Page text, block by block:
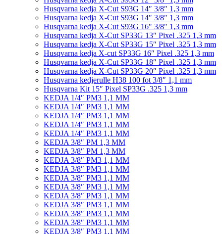
Husqvarna kedja X-Cut S93G 14″ 3/8″ 1,3 mm
Husqvarna kedja X-Cut S93G 14″ 3/8″ 1,3 mm
Husqvarna kedja X-Cut S93G 16″ 3/8″ 1,3 mm
Husqvarna kedja X-Cut SP33G 13″ Pixel .325 1,3 mm
Husqvarna kedja X-Cut SP33G 15″ Pixel .325 1,3 mm
Husqvarna kedja X-cut SP33G 16″ Pixel .325 1,3 mm
Husqvarna kedja X-Cut SP33G 18″ Pixel .325 1,3 mm
Husqvarna kedja X-Cut SP33G 20″ Pixel .325 1,3 mm
Husqvarna kedjerulle H38 100 fot 3/8″ 1,1 mm
Husqvarna Kit 15″ Pixel SP33G .325 1,3 mm
KEDJA 1/4″ PM3 1,1 MM
KEDJA 1/4″ PM3 1,1 MM
KEDJA 1/4″ PM3 1,1 MM
KEDJA 1/4″ PM3 1,1 MM
KEDJA 1/4″ PM3 1,1 MM
KEDJA 3/8″ PM 1,3 MM
KEDJA 3/8″ PM 1,3 MM
KEDJA 3/8″ PM3 1,1 MM
KEDJA 3/8″ PM3 1,1 MM
KEDJA 3/8″ PM3 1,1 MM
KEDJA 3/8″ PM3 1,1 MM
KEDJA 3/8″ PM3 1,1 MM
KEDJA 3/8″ PM3 1,1 MM
KEDJA 3/8″ PM3 1,1 MM
KEDJA 3/8″ PM3 1,1 MM
KEDJA 3/8″ PM3 1,1 MM